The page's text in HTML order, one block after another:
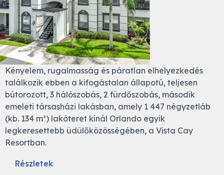
Kényelem, rugalmasság és páratlan elhelyezkedés
találkozik ebben a kifogástalan állapotú, teljesen
bútorozott, 3 hálószobás, 2 fürdőszobás, második
emeleti társasházi lakásban, amely 1 447 négyzetláb
(kb. 134 m²) lakóteret kínál Orlando egyik
legkeresettebb üdülőközösségében, a Vista Cay
Resortban.
Részletek